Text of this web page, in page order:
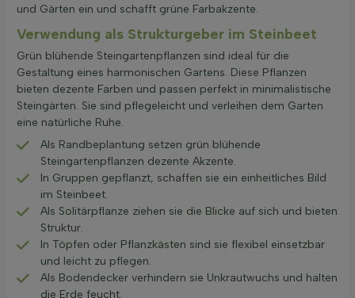
und Gärten ein und schafft grüne Farbakzente.
Verwendung als Strukturgeber im Steinbeet
Grün blühende Steingartenpflanzen sind ideal für die
Gestaltung eines harmonischen Gartens. Diese Pflanzen
bieten dezente Farben und passen perfekt in minimalistische
Steingärten. Sie sind pflegeleicht und verleihen dem Garten
eine natürliche Ruhe.
Als Randbeplantung setzen grün blühende
Steingartenpflanzen dezente Akzente.
In Gruppen gepflanzt, schaffen sie ein einheitliches Bild
im Steinbeet.
Als Solitärpflanze ziehen sie die Blicke auf sich und bieten
Struktur.
In Töpfen oder Pflanzkästen sind sie flexibel einsetzbar
und leicht zu pflegen.
Als Bodendecker verhindern sie Unkrautwuchs und halten
die Erde feucht.